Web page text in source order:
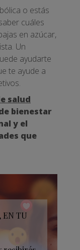
o estás
cuáles
en azúcar,
Un
ayudarte
te ayude a
salud
bienestar
y el
que
EN TU